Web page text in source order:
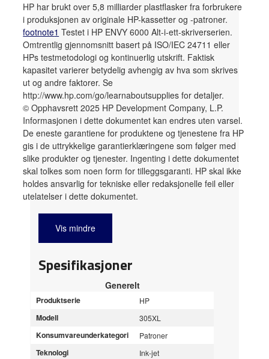
HP har brukt over 5,8 milliarder plastflasker fra forbrukere
i produksjonen av originale HP-kassetter og -patroner.
footnote1 Testet i HP ENVY 6000 Alt-i-ett-skriverserien.
Omtrentlig gjennomsnitt basert på ISO/IEC 24711 eller
HPs testmetodologi og kontinuerlig utskrift. Faktisk
kapasitet varierer betydelig avhengig av hva som skrives
ut og andre faktorer. Se
http://www.hp.com/go/learnaboutsupplies for detaljer.
© Opphavsrett 2025 HP Development Company, L.P.
Informasjonen i dette dokumentet kan endres uten varsel.
De eneste garantiene for produktene og tjenestene fra HP
gis i de uttrykkelige garantierklæringene som følger med
slike produkter og tjenester. Ingenting i dette dokumentet
skal tolkes som noen form for tilleggsgaranti. HP skal ikke
holdes ansvarlig for tekniske eller redaksjonelle feil eller
utelatelser i dette dokumentet.
Vis mindre
Spesifikasjoner
Generelt
Produktserie HP
Modell 305XL
Konsumvareunderkategori Patroner
Teknologi Ink-jet